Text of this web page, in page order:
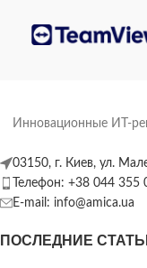
Инновационные ИТ-
03150, г. Киев, ул.
Телефон: +38 044 355
E-mail: info@amica.ua
ПОСЛЕДНИЕ